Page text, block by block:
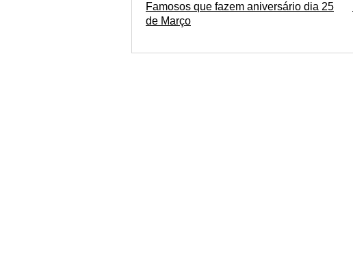
Famosos que fazem aniversário dia 25
de Março